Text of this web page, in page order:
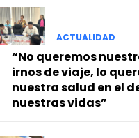
ACTUALIDAD
“No queremos
irnos de viaje, lo
nuestra salud en el
nuestras vidas”